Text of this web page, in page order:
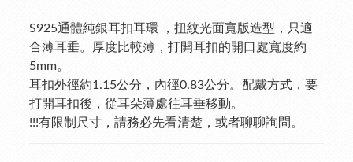
S925通體純銀耳扣耳環 ，扭紋光面寬版造型，只適
合薄耳垂。厚度比較薄，打開耳扣的開口處寬度約
5mm。
耳扣外徑約1.15公分，內徑0.83公分。配戴方式，要
打開耳扣後，從耳朵薄處往耳垂移動。
!!!有限制尺寸，請務必先看清楚，或者聊聊詢問。